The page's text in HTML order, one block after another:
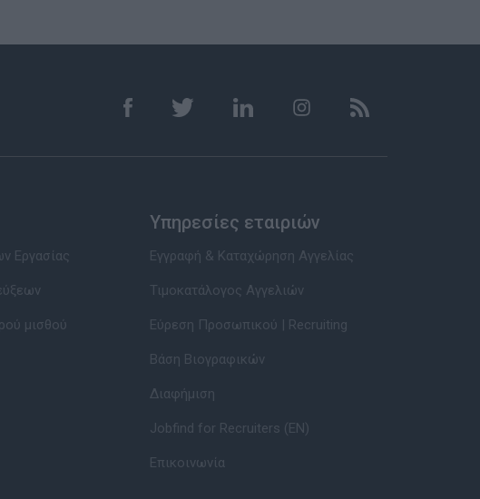
Εργασίας
μισθού
Υπηρεσίες εταιριών
Εγγραφή & Καταχώρηση Αγγελίας
Τιμοκατάλογος Αγγελιών
Εύρεση Προσωπικού | Recruiting
Βάση Βιογραφικών
Διαφήμιση
Jobfind for Recruiters (EN)
Επικοινωνία